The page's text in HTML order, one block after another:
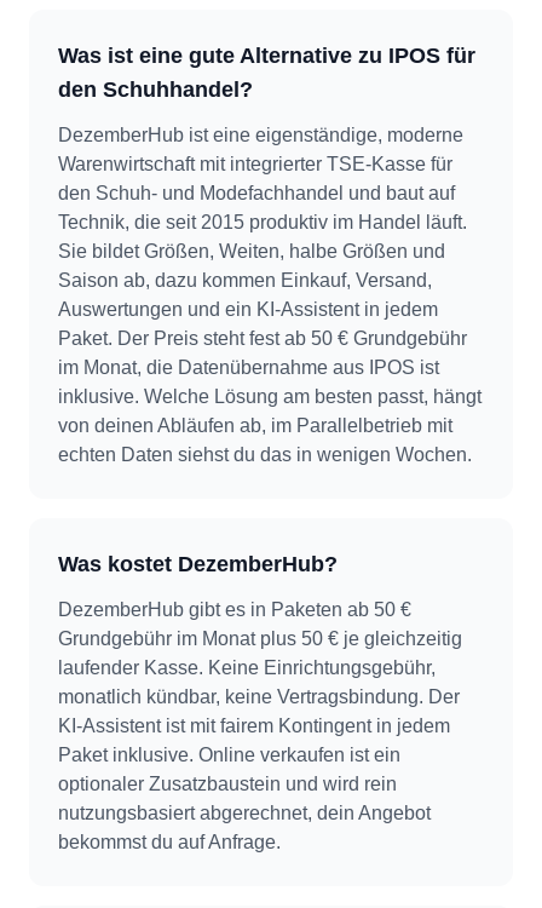
Was ist eine gute Alternative zu IPOS für
den Schuhhandel?
DezemberHub ist eine eigenständige, moderne
Warenwirtschaft mit integrierter TSE-Kasse für
den Schuh- und Modefachhandel und baut auf
Technik, die seit 2015 produktiv im Handel läuft.
Sie bildet Größen, Weiten, halbe Größen und
Saison ab, dazu kommen Einkauf, Versand,
Auswertungen und ein KI-Assistent in jedem
Paket. Der Preis steht fest ab 50 € Grundgebühr
im Monat, die Datenübernahme aus IPOS ist
inklusive. Welche Lösung am besten passt, hängt
von deinen Abläufen ab, im Parallelbetrieb mit
echten Daten siehst du das in wenigen Wochen.
Was kostet DezemberHub?
DezemberHub gibt es in Paketen ab 50 €
Grundgebühr im Monat plus 50 € je gleichzeitig
laufender Kasse. Keine Einrichtungsgebühr,
monatlich kündbar, keine Vertragsbindung. Der
KI-Assistent ist mit fairem Kontingent in jedem
Paket inklusive. Online verkaufen ist ein
optionaler Zusatzbaustein und wird rein
nutzungsbasiert abgerechnet, dein Angebot
bekommst du auf Anfrage.